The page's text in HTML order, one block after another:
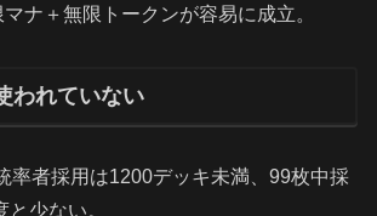
ナ＋無限トークンが容易に成立。
われていない
率者採用は1200デッキ未満、99枚中採
少ない。